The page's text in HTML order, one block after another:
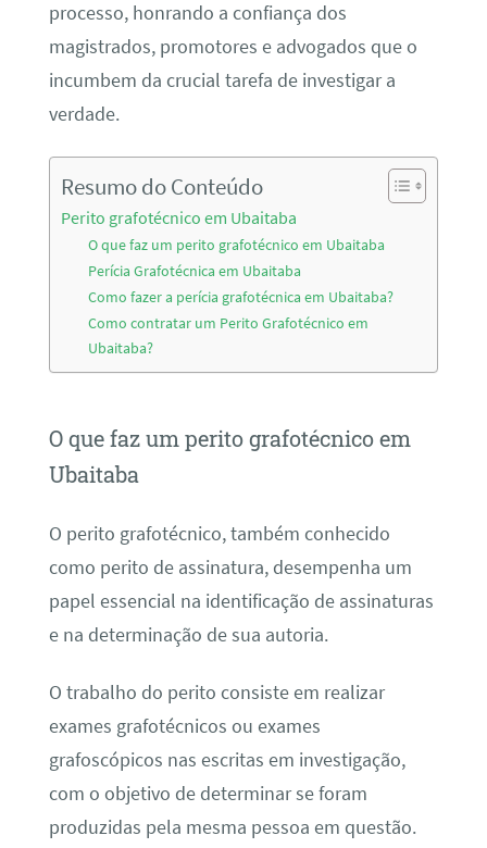
processo, honrando a confiança dos
magistrados, promotores e advogados que o
incumbem da crucial tarefa de investigar a
verdade.
Resumo do Conteúdo
Perito grafotécnico em Ubaitaba
O que faz um perito grafotécnico em Ubaitaba
Perícia Grafotécnica em Ubaitaba
Como fazer a perícia grafotécnica em Ubaitaba?
Como contratar um Perito Grafotécnico em
Ubaitaba?
O que faz um perito grafotécnico em
Ubaitaba
O perito grafotécnico, também conhecido
como perito de assinatura, desempenha um
papel essencial na identificação de assinaturas
e na determinação de sua autoria.
O trabalho do perito consiste em realizar
exames grafotécnicos ou exames
grafoscópicos nas escritas em investigação,
com o objetivo de determinar se foram
produzidas pela mesma pessoa em questão.